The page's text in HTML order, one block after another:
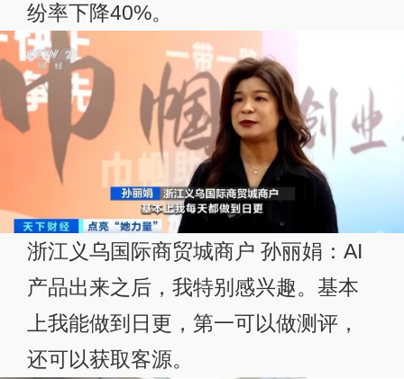
纷率下降40%。
浙江义乌国际商贸城商户 孙丽娟：AI
产品出来之后，我特别感兴趣。基本
上我能做到日更，第一可以做测评，
还可以获取客源。